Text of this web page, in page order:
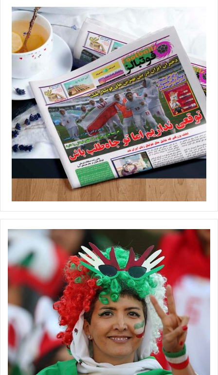
ملوان بندرانزلی 4-0 پالایش گاز ایلام
ایساتیس کران فارس 1-1 سپاهان اصفهان
هیات فوتبال البرز 2-0 کانی کردستان
خاتون بم در پایان هفته دوازدهم با کسب 32 امتیاز همچنان صدرنشین
جدول رده‌بندی است و تیم‌های شهرداری سیرجان و ملوان بندرانزلی هم
با 28 امتیاز در رتبه‌های دوم وسوم حضور دارند؛ آن‌هم در حالی‌که
تفاضل گل شهرداری سیرجان 26+ است و ملوانی‌ها با تفاضل 11+ کار
خود را پیش می‌برند. البته که در صورت برابری امتیازات تا پایان فصل،
به دلیل وضع قانون نتایج بازی رودررو، ملوان در جایگاهی بالاتر از
شهرداری سیرجان قرار خواهد گرفت. سپاهان اصفهان هم با 22 امتیاز
در جایگاه چهارم نامش به چشم می‌خورد و پالایش گاز ایلام هم با 19
امتیاز در رتبه پنجم جدول حضور دارد.
هفته دوازدهم لیگ برتر فوتبال زنان ایران روز جمعه چهارم اسفندماه